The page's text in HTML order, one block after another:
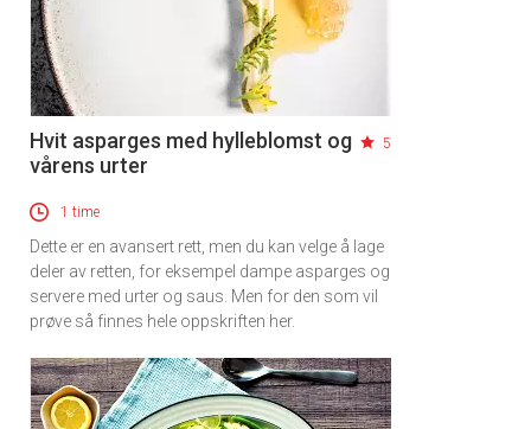
Hvit asparges med hylleblomst og
vårens urter
5
1 time
Dette er en avansert rett, men du kan velge å lage
deler av retten, for eksempel dampe asparges og
servere med urter og saus. Men for den som vil
prøve så finnes hele oppskriften her.